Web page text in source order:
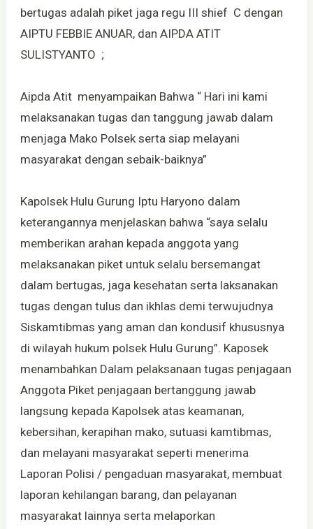
bertugas adalah piket jaga regu III shief C dengan
AIPTU FEBBIE ANUAR, dan AIPDA ATIT
SULISTYANTO ;
Aipda Atit menyampaikan Bahwa “ Hari ini kami
melaksanakan tugas dan tanggung jawab dalam
menjaga Mako Polsek serta siap melayani
masyarakat dengan sebaik-baiknya”
Kapolsek Hulu Gurung Iptu Haryono dalam
keterangannya menjelaskan bahwa “saya selalu
memberikan arahan kepada anggota yang
melaksanakan piket untuk selalu bersemangat
dalam bertugas, jaga kesehatan serta laksanakan
tugas dengan tulus dan ikhlas demi terwujudnya
Siskamtibmas yang aman dan kondusif khususnya
di wilayah hukum polsek Hulu Gurung”. Kaposek
menambahkan Dalam pelaksanaan tugas penjagaan
Anggota Piket penjagaan bertanggung jawab
langsung kepada Kapolsek atas keamanan,
kebersihan, kerapihan mako, sutuasi kamtibmas,
dan melayani masyarakat seperti menerima
Laporan Polisi / pengaduan masyarakat, membuat
laporan kehilangan barang, dan pelayanan
masyarakat lainnya serta melaporkan